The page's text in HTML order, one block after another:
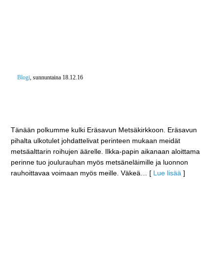
Blogi, sunnuntaina 18.12.16
Tänään polkumme kulki Eräsavun Metsäkirkkoon. Eräsavun
pihalta ulkotulet johdattelivat perinteen mukaan meidät
metsäalttarin roihujen äärelle. Ilkka-papin aikanaan aloittama
perinne tuo joulurauhan myös metsäneläimille ja luonnon
rauhoittavaa voimaan myös meille. Väkeä … [ Lue lisää ]